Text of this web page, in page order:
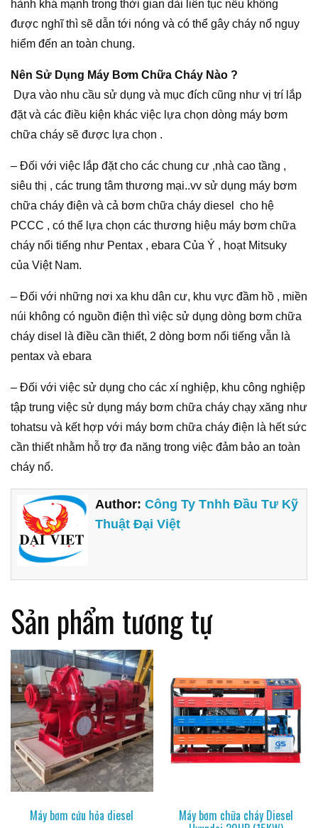
hành khá mạnh trong thời gian dài liên tục nếu không
được nghĩ thì sẽ dẫn tới nóng và có thể gây cháy nổ nguy
hiểm đến an toàn chung.
Nên Sử Dụng Máy Bơm Chữa Cháy Nào ?
Dựa vào nhu cầu sử dụng và mục đích cũng như vị trí lắp
đặt và các điều kiện khác việc lựa chọn dòng máy bơm
chữa cháy sẽ được lựa chọn .
– Đối với việc lắp đặt cho các chung cư ,nhà cao tầng ,
siêu thị , các trung tâm thương mại..vv sử dụng máy bơm
chữa cháy điện và cả bơm chữa cháy diesel cho hệ
PCCC , có thể lựa chọn các thương hiệu máy bơm chữa
cháy nổi tiếng như Pentax , ebara Của Ý , hoạt Mitsuky
của Việt Nam.
– Đối với những nơi xa khu dân cư, khu vực đầm hồ , miền
núi không có nguồn điện thì việc sử dụng dòng bơm chữa
cháy disel là điều cần thiết, 2 dòng bơm nổi tiếng vẫn là
pentax và ebara
– Đối với việc sử dụng cho các xí nghiệp, khu công nghiệp
tập trung việc sử dụng máy bơm chữa cháy chạy xăng như
tohatsu và kết hợp với máy bơm chữa cháy điện là hết sức
cần thiết nhằm hỗ trợ đa năng trong việc đảm bảo an toàn
cháy nổ.
Author:Công Ty Tnhh Đầu Tư Kỹ
Thuật Đại Việt
Sản phẩm tương tự
Máy bơm cứu hỏa diesel Máy bơm chữa cháy Diesel